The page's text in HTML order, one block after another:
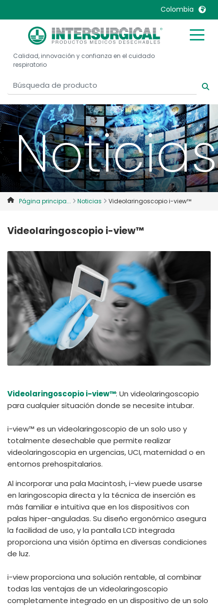
Colombia
United Kingdom
United States
België, Nederlands
Belgique, Français
Canada, English
Canada, Français
China
Colombia
Denmark
Deutschland
France
Malaysia
Mexico
Nederlands
Norway
Portugal
Russia
Sweden
International English
Calidad, innovación y confianza en el cuidado
respiratorio
Noticias
Página principa... Noticias Videolaringoscopio i-view™
Videolaringoscopio i-view™
Videolaringoscopio i-view™: Un videolaringoscopio
para cualquier situación donde se necesite intubar.
i-view™ es un videolaringoscopio de un solo uso y
totalmente desechable que permite realizar
videolaringoscopia en urgencias, UCI, maternidad o en
entornos prehospitalarios.
Al incorporar una pala Macintosh, i-view puede usarse
en laringoscopia directa y la técnica de inserción es
más familiar e intuitiva que en los dispositivos con
palas hiper-anguladas. Su diseño ergonómico asegura
la facilidad de uso, y la pantalla LCD integrada
proporciona una visión óptima en diversas condiciones
de luz.
i-view proporciona una solución rentable, al combinar
todas las ventajas de un videolaringoscopio
completamente integrado en un dispositivo de un solo